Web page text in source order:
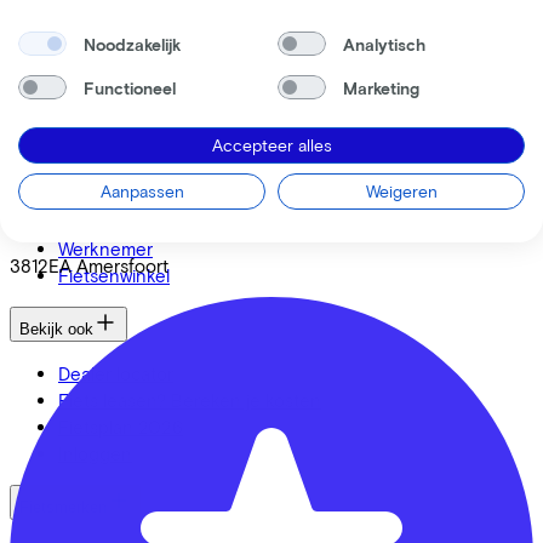
Trek Bicycle Amersfoort
3812EA Amersfoort
Ik ben een
Werkgever
Werknemer
Fietsenwinkel
Bekijk ook
Dealer locator
Fiets leasen? Bereken je kosten
Noodzakelijk Analytisch
Functioneel Marketing
Accepteer alles
Aanpassen Weigeren